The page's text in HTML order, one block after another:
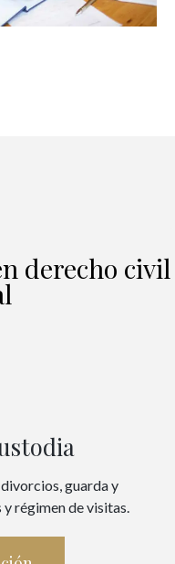
derecho civil
guarda y
régimen de visitas.